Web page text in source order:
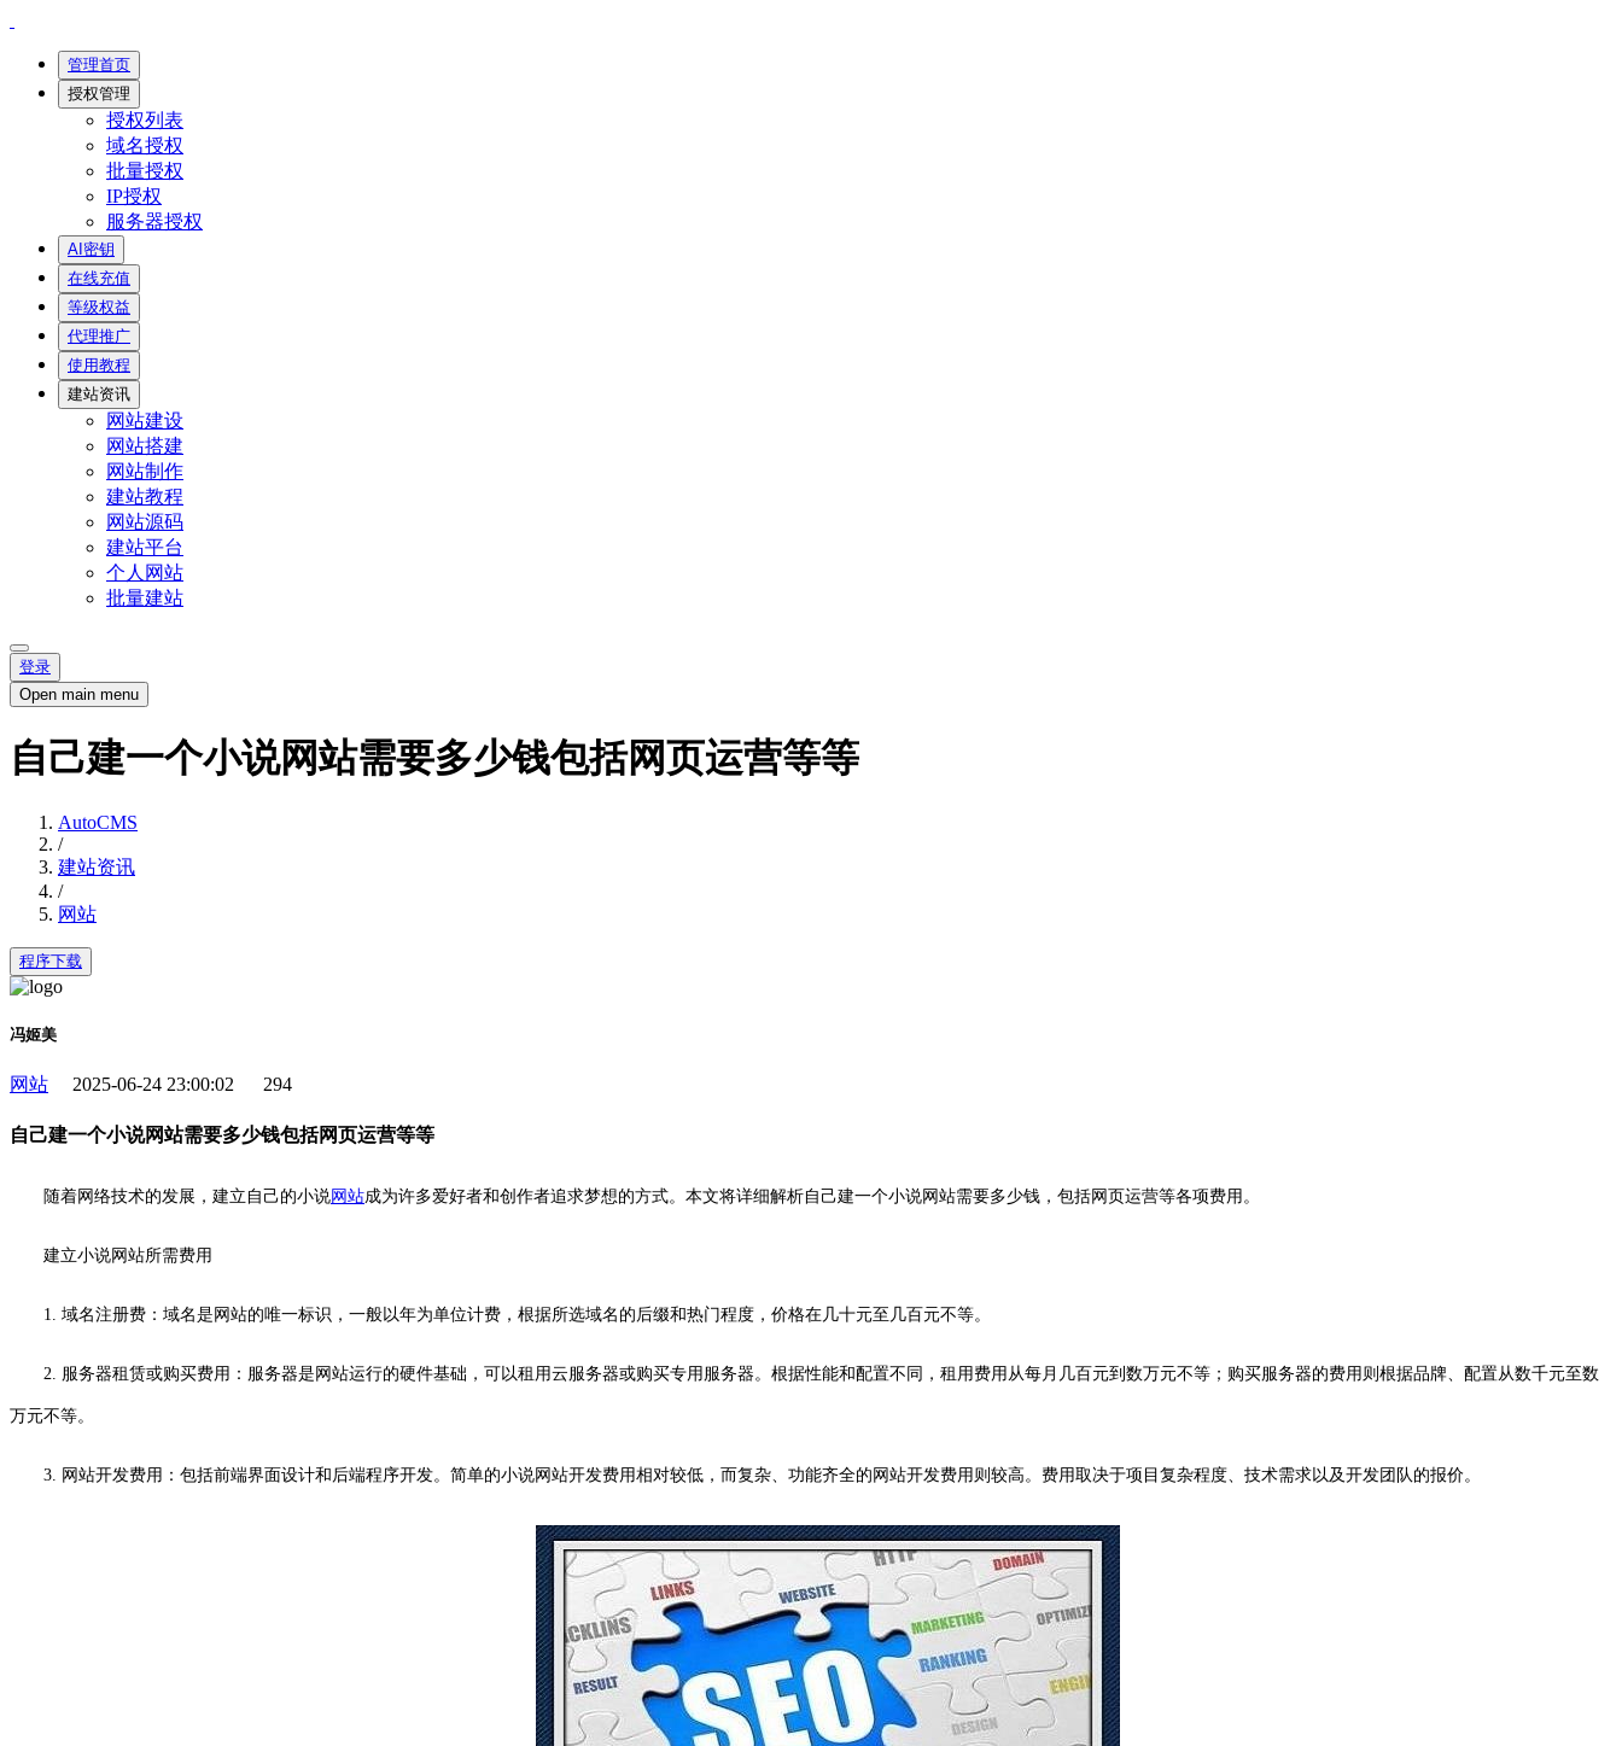
管理首页
授权管理
授权列表
域名授权
批量授权
IP授权
服务器授权
AI密钥
在线充值
等级权益
代理推广
使用教程
建站资讯
网站建设
网站搭建
网站制作
建站教程
网站源码
建站平台
个人网站
批量建站
登录
Open main menu
自己建一个小说网站需要多少钱包括网页运营等等
AutoCMS
/
建站资讯
/
网站
程序下载
冯姬美
网站 2025-06-24 23:00:02 294
自己建一个小说网站需要多少钱包括网页运营等等
随着网络技术的发展，建立自己的小说网站成为许多爱好者和创作者追求梦想的方式。本文将详细解析自己建一个小说网站需要多少钱，包括网页运营等各项费用。
建立小说网站所需费用
1. 域名注册费：域名是网站的唯一标识，一般以年为单位计费，根据所选域名的后缀和热门程度，价格在几十元至几百元不等。
2. 服务器租赁或购买费用：服务器是网站运行的硬件基础，可以租用云服务器或购买专用服务器。根据性能和配置不同，租用费用从每月几百元到数万元不等；购买服务器的费用则根据品牌、配置从数千元至数
万元不等。
3. 网站开发费用：包括前端界面设计和后端程序开发。简单的小说网站开发费用相对较低，而复杂、功能齐全的网站开发费用则较高。费用取决于项目复杂程度、技术需求以及开发团队的报价。